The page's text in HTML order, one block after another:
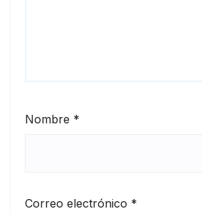
Nombre *
Correo electrónico *